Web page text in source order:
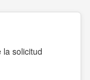
la solicitud